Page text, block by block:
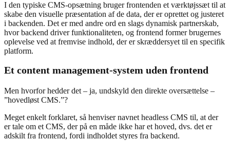
I den typiske CMS-opsætning bruger frontenden et værktøjssæt til at
skabe den visuelle præsentation af de data, der er oprettet og justeret
i backenden. Det er med andre ord en slags dynamisk partnerskab,
hvor backend driver funktionaliteten, og frontend former brugernes
oplevelse ved at fremvise indhold, der er skræddersyet til en specifik
platform.
Et content management-system uden frontend
Men hvorfor hedder det – ja, undskyld den direkte oversættelse –
”hovedløst CMS.”?
Meget enkelt forklaret, så henviser navnet headless CMS til, at der
er tale om et CMS, der på en måde ikke har et hoved, dvs. det er
adskilt fra frontend, fordi indholdet styres fra backend.